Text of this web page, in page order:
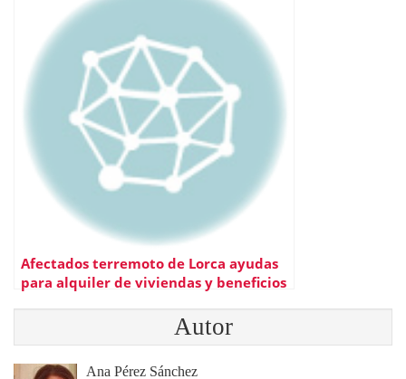
Afectados terremoto de Lorca ayudas
para alquiler de viviendas y beneficios
Autor
Ana Pérez Sánchez